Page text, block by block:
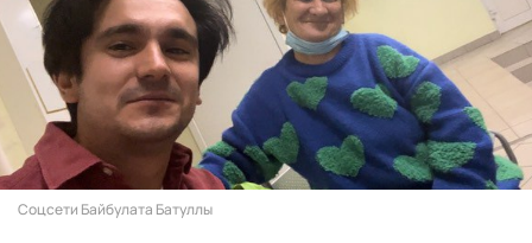
Соцсети Байбулата Батуллы